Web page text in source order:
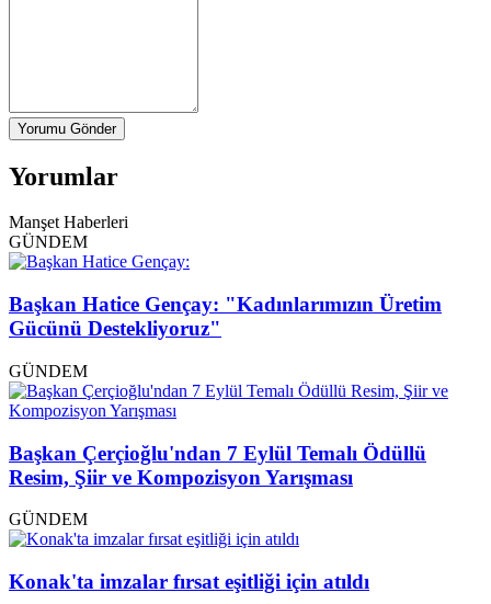
Yorumu Gönder
Yorumlar
Manşet Haberleri
GÜNDEM
Başkan Hatice Gençay: "Kadınlarımızın Üretim
Gücünü Destekliyoruz"
GÜNDEM
Başkan Çerçioğlu'ndan 7 Eylül Temalı Ödüllü
Resim, Şiir ve Kompozisyon Yarışması
GÜNDEM
Konak'ta imzalar fırsat eşitliği için atıldı